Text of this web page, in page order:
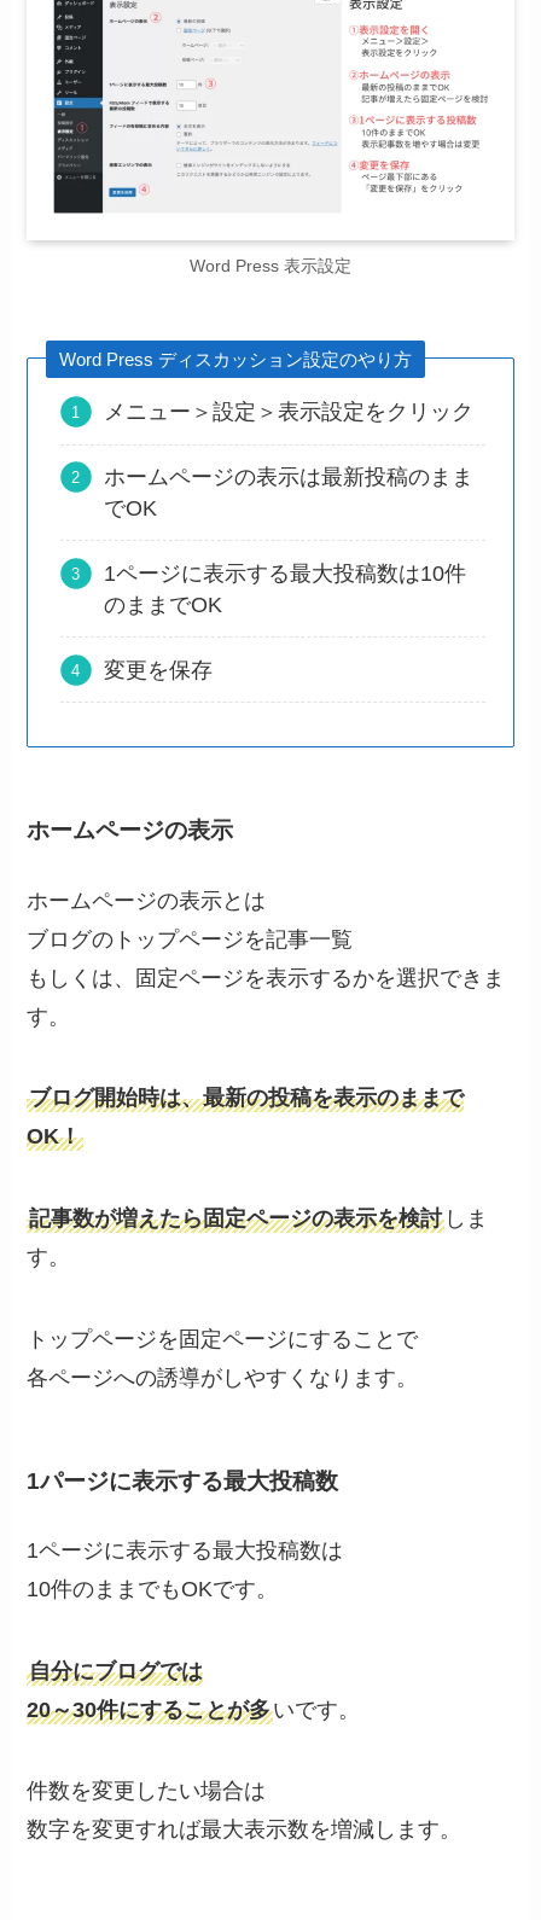
Word Press 表示設定
Word Press ディスカッション設定のやり方
メニュー＞設定＞表示設定をクリック
ホームページの表示は最新投稿のまま
でOK
1ページに表示する最大投稿数は10件
のままでOK
変更を保存
ホームページの表示
ホームページの表示とは
ブログのトップページを記事一覧
もしくは、固定ページを表示するかを選択できま
す。
ブログ開始時は、最新の投稿を表示のままで
OK！
記事数が増えたら固定ページの表示を検討 しま
す。
トップページを固定ページにすることで
各ページへの誘導がしやすくなります。
1パージに表示する最大投稿数
1ページに表示する最大投稿数は
10件のままでもOKです。
自分にブログでは
20～30件にすることが多いです。
件数を変更したい場合は
数字を変更すれば最大表示数を増減します。